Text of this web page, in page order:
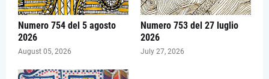
Numero 754 del 5 agosto
2026
August 05, 2026
Numero 753 del 27 luglio
2026
July 27, 2026